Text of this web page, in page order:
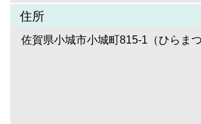
住所
佐賀県小城市小城町815-1（ひらま